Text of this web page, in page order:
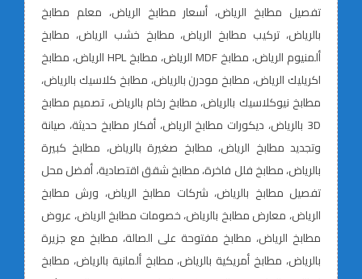
تفصيل مطابخ الرياض، أسعار مطابخ الرياض، معلم مطابخ
بالرياض، تركيب مطابخ الرياض، مطابخ خشب الرياض، مطابخ
ألمنيوم الرياض، مطابخ MDF الرياض، مطابخ HPL الرياض، مطابخ
اكريليك الرياض، مطابخ مودرن بالرياض، مطابخ كلاسيك بالرياض،
مطابخ نيوكلاسيك بالرياض، مطابخ رخام بالرياض، تصميم مطابخ
3D بالرياض، ديكورات مطابخ الرياض، أفكار مطابخ حديثة، صيانة
وتجديد مطابخ الرياض، مطابخ صغيرة بالرياض، مطابخ كبيرة
بالرياض، مطابخ فلل فاخرة، مطابخ شقق اقتصادية، أفضل محل
تفصيل مطابخ بالرياض، شركات مطابخ الرياض، ورش مطابخ
الرياض، معارض مطابخ بالرياض، خصومات مطابخ الرياض، عروض
مطابخ الرياض، مطابخ مفتوحة على الصالة، مطابخ مع جزيرة
بالرياض، مطابخ أمريكية بالرياض، مطابخ ألمانية بالرياض، مطابخ